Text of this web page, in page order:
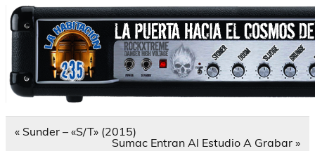
Navegación
« Sunder – «S/T» (2015)
Sumac Entran Al Estudio A Grabar »